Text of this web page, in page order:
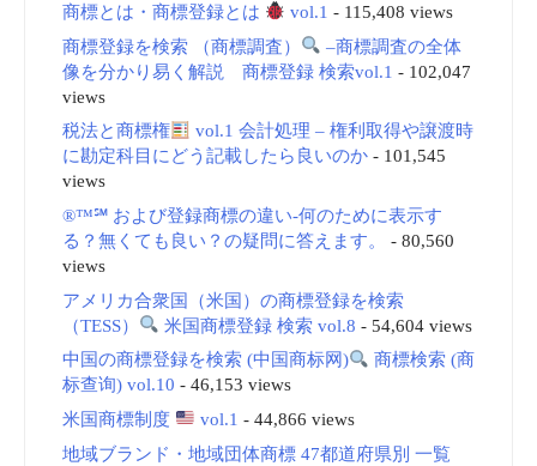
商標とは・商標登録とは
vol.1 - 115,408 views
商標登録を検索 （商標調査）
–商標調査の全体
像を分かり易く解説 商標登録 検索vol.1 - 102,047
views
税法と商標権
vol.1 会計処理 – 権利取得や譲渡時
に勘定科目にどう記載したら良いのか- 101,545
views
®™℠ および登録商標の違い-何のために表示す
る？無くても良い？の疑問に答えます。
- 80,560
views
アメリカ合衆国（米国）の商標登録を検索
（TESS）
米国商標登録 検索 vol.8 - 54,604 views
中国の商標登録を検索 (中国商标网)
商標検索 (商
标查询) vol.10 - 46,153 views
米国商標制度
vol.1 - 44,866 views
地域ブランド・地域団体商標 47都道府県別 一覧